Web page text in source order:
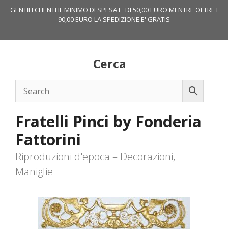
GENTILI CLIENTI IL MINIMO DI SPESA E' DI 50,00 EURO MENTRE OLTRE I
90,00 EURO LA SPEDIZIONE E' GRATIS
Cerca
Fratelli Pinci by Fonderia
Fattorini
Riproduzioni d'epoca – Decorazioni,
Maniglie